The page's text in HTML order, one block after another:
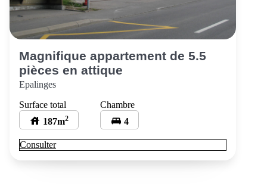
Magnifique appartement de 5.5
pièces en attique
Epalinges
Surface total
187m2
Chambre
4
Consulter